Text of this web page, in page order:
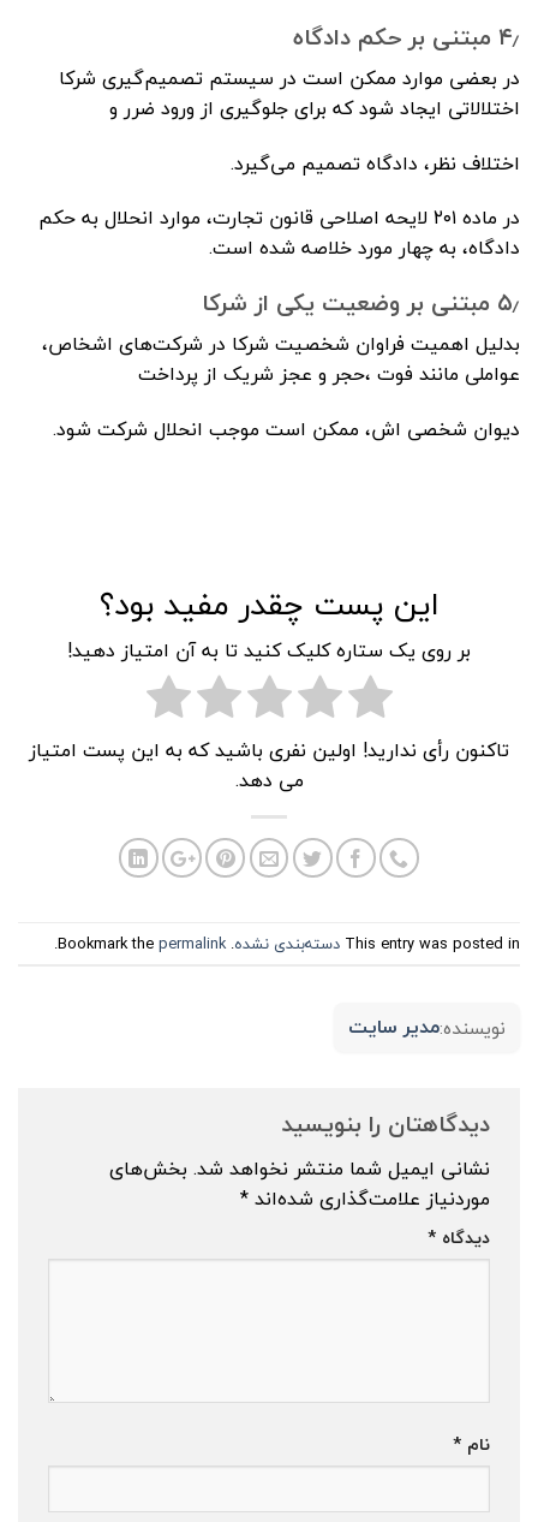
۴٫ مبتنی بر حکم دادگاه
در بعضی موارد ممکن است در سیستم تصمیم‌گیری شرکا
اختلالاتی ایجاد شود که برای جلوگیری از ورود ضرر و
اختلاف نظر، دادگاه تصمیم می‌گیرد.
در ماده ۲۰۱ لایحه اصلاحی قانون تجارت، موارد انحلال به حکم
دادگاه، به چهار مورد خلاصه شده است.
۵٫ مبتنی بر وضعیت یکی از شرکا
بدلیل اهمیت فراوان شخصیت شرکا در شرکت‌های اشخاص،
عواملی مانند فوت ،حجر و عجز شریک از پرداخت
دیوان شخصی اش، ممکن است موجب انحلال شرکت شود.
این پست چقدر مفید بود؟
بر روی یک ستاره کلیک کنید تا به آن امتیاز دهید!
تاکنون رأی ندارید! اولین نفری باشید که به این پست امتیاز
می دهد.
This entry was posted in دسته‌بندی نشده. Bookmark the
permalink
.
نویسنده:مدیر سایت
دیدگاهتان را بنویسید
نشانی ایمیل شما منتشر نخواهد شد. بخش‌های
موردنیاز علامت‌گذاری شده‌اند*
دیدگاه *
نام *